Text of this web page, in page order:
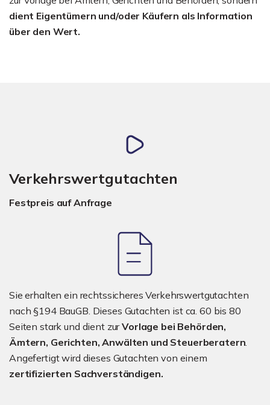
dient Eigentümern und/oder Käufern als Information
über den Wert.
Verkehrswertgutachten
Festpreis auf Anfrage
Sie erhalten ein rechtssicheres Verkehrswertgutachten
nach §194 BauGB. Dieses Gutachten ist ca. 60 bis 80
Seiten stark und dient zurVorlage bei Behörden,
Ämtern, Gerichten, Anwälten und Steuerberatern
Angefertigt wird dieses Gutachten von einem
zertifizierten Sachverständigen.